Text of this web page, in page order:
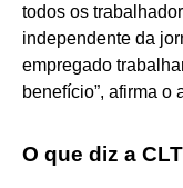
todos os
independente da
empregado
benefício”, afirma o
O que diz a